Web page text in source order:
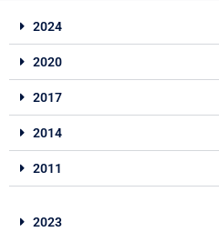
2024
2020
2017
2014
2011
2023